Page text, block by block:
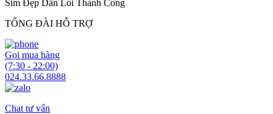
Sim Đẹp Dẫn Lối Thành Công
TỔNG ĐÀI HỖ TRỢ
Gọi mua hàng
(7:30 - 22:00)
024.33.66.8888
Chat tư vấn